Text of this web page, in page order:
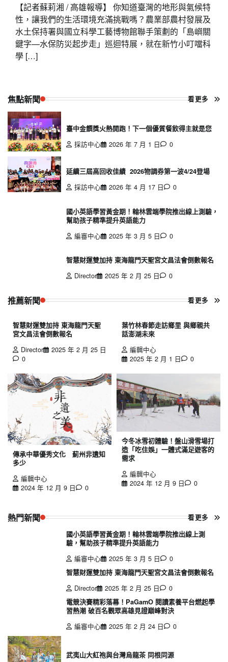
【記者蘇莉湘 / 高雄報導】 你知道臺灣的地形與氣候特
性，讓我們的生活環境充滿挑戰嗎？農業部農村發展及
水土保持署與國立科學工藝博物館聯手策劃的「島嶼關
鍵字—水保防災起步走」巡迴特展，就在新竹小叮噹科
學 […]
焦點新聞 看更多
臺中金饌獎火熱開跑！下一個優質餐飲得主就是您
採訪中心
2026 年 7 月 1 日 0
延續三屆高回收佳績 2026物調券第一波4/24登場
採訪中心
2026 年 4 月 17 日 0
國小英語學習黃金期！翰林雲端學院推出線上測驗，
幫助孩子精準提升英語能力
編審中心
2025 年 3 月 5 日 0
智慧財運雙加持 東海龍門天聖宮文昌法會倒數報名
Director
2025 年 2 月 25 日 0
推薦新聞 看更多
智慧財運雙加持 東海龍門天聖
宮文昌法會倒數報名
Director
2025 年 2 月 25 日
0
葉竹林春節走訪鄉里 與鄉親共
話澎湖未來
編輯中心
2025 年 2 月 1 日
0
傳承中華優秀文化 薊州非遺知
多少
編輯中心
2024 年 12 月 9 日
0
今冬冰雪初體驗！盤山滑雪場打
造「吃住娛」一體式滿足遊客的
需求
編輯中心
2024 年 12 月 9 日
0
熱門新聞 看更多
國小英語學習黃金期！翰林雲端學院推出線上測
驗，幫助孩子精準提升英語能力
編審中心
2025 年 3 月 5 日
0
智慧財運雙加持 東海龍門天聖宮文昌法會倒數報名
Director
2025 年 2 月 25 日
0
電競決賽精彩落幕！PaGamO 閱讀素養平台燃起學
習熱潮 破百名觀眾高雄見證巔峰對決
編審中心
2025 年 2 月 24 日 0
武夷山大紅袍與台灣烏龍茶 同根同源